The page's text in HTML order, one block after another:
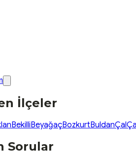
İlçeler
BekilliBeyağaçBozkurtBuldanÇal
Sorular